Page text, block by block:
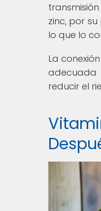
zinc, por
lo que lo
La
adecuada
reducir el